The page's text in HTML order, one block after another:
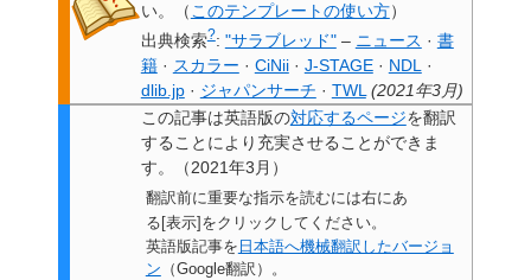
い。
（ このテンプレートの使い方）
出典検索?: "サラブレッド" – ニュース · 書
籍 · スカラー · CiNii · J-STAGE · NDL
·
dlib.jp · ジャパンサーチ · TWL (2021年3月)
この記事は英語版の対応するページを翻訳
することにより充実させることができま
す。
（2021年3月 ）
翻訳前に重要な指示を読むには右にあ
る[表示]をクリックしてください。
英語版記事を 日本語へ機械翻訳したバージョ
ン （Google翻訳）。